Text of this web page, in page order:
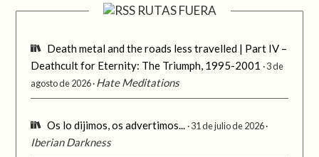
RUTAS FUERA
Death metal and the roads less travelled | Part IV –
Deathcult for Eternity: The Triumph, 1995-2001
3 de
agosto de 2026 Hate Meditations
Os lo dijimos, os advertimos... 31 de julio de 2026
Iberian Darkness